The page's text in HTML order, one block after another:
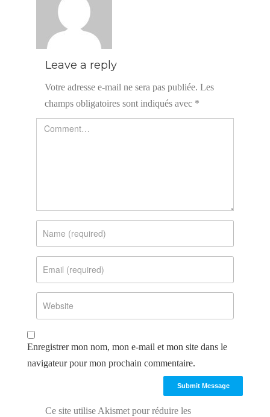
Leave a reply
Votre adresse e-mail ne sera pas publiée. Les
champs obligatoires sont indiqués avec *
Enregistrer mon nom, mon e-mail et mon site dans le
navigateur pour mon prochain commentaire.
Ce site utilise Akismet pour réduire les